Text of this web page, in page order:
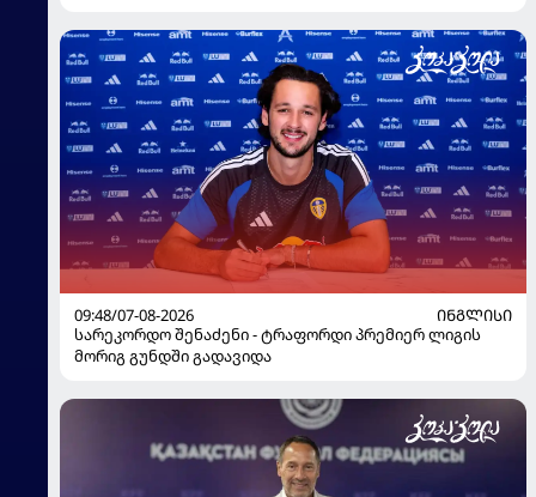
09:48/07-08-2026
ᲘᲜᲒᲚᲘᲡᲘ
სარეკორდო შენაძენი - ტრაფორდი პრემიერ ლიგის
მორიგ გუნდში გადავიდა